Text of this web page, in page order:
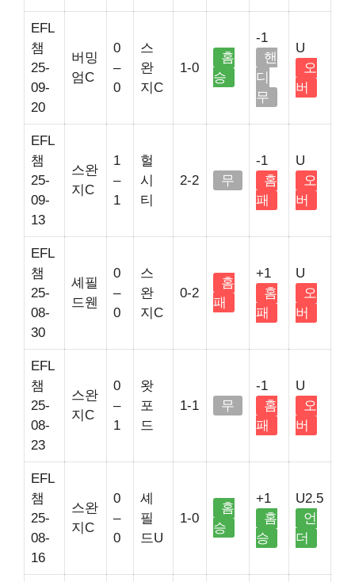
EFL
챔
25-
09-
20
버밍
엄C
0
–
0
스
완
지C
1-0
홈
승
-1
핸
디
무
U
오
버
EFL
챔
25-
09-
13
스완
지C
1
–
1
헐
시
티
2-2 무
-1
홈
패
U
오
버
EFL
챔
25-
08-
30
셰필
드웬
0
–
0
스
완
지C
0-2
홈
패
+1
홈
패
U
오
버
EFL
챔
25-
08-
23
스완
지C
0
–
1
왓
포
드
1-1 무
-1
홈
패
U
오
버
EFL
챔
25-
08-
16
스완
지C
0
–
0
셰
필
드U
1-0
홈
승
+1
홈
승
U2.5
언
더